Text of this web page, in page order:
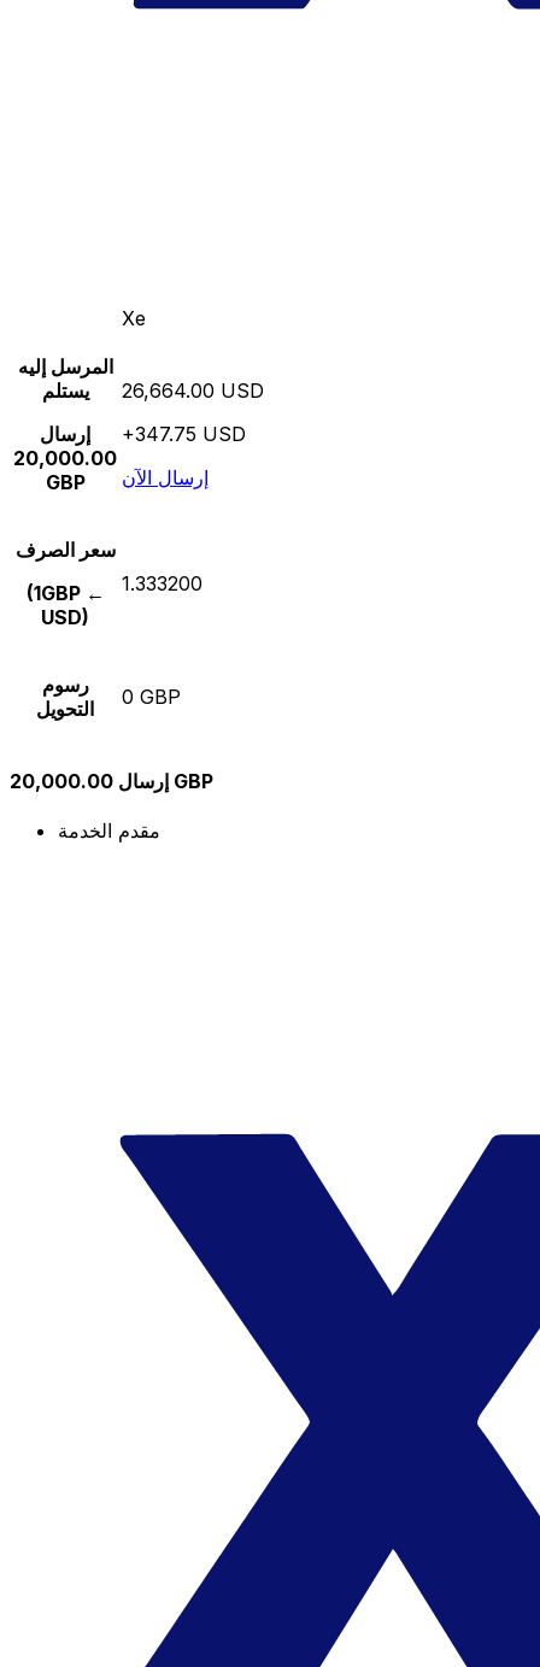
Xe
المرسل إليه
يستلم
إرسال
20,000.00
GBP
26,664.00 USD
+347.75 USD
إرسال الآن
سعر الصرف
(1GBP ←
USD)
1.333200
رسوم
التحويل
0 GBP
إرسال 20,000.00 GBP
مقدم الخدمة